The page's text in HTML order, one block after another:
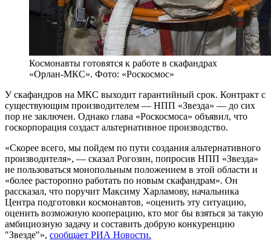
Космонавты готовятся к работе в скафандрах
«Орлан-МКС». Фото: «Роскосмос»
У скафандров на МКС выходит гарантийный срок. Контракт с
существующим производителем — НПП «Звезда» — до сих
пор не заключен. Однако глава «Роскосмоса» объявил, что
госкорпорация создаст альтернативное производство.
«Скорее всего, мы пойдем по пути создания альтернативного
производителя», — сказал Рогозин, попросив НПП «Звезда»
не пользоваться монопольным положением в этой области и
«более расторопно работать по новым скафандрам». Он
рассказал, что поручит Максиму Харламову, начальника
Центра подготовки космонавтов, «оценить эту ситуацию,
оценить возможную кооперацию, кто мог бы взяться за такую
амбициозную задачу и составить добрую конкуренцию
"Звезде"», сообщает РИА Новости.